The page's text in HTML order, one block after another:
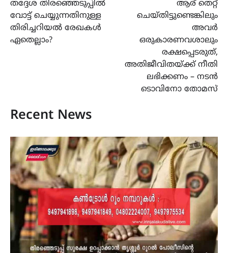
navigation
തദ്ദേശ തിരഞ്ഞെടുപ്പിൽ
വോട്ട് ചെയ്യുന്നതിനുള്ള
തിരിച്ചറിയൽ രേഖകൾ
ഏതെല്ലാം?
ആര് തെറ്റ്
ചെയ്തിട്ടുണ്ടെങ്കിലും
അവര്‍
ഒരുകാരണവശാലും
രക്ഷപ്പെടരുത്,
അതിജീവിതയ്ക്ക് നീതി
ലഭിക്കണം – നടന്‍
ടൊവിനോ തോമസ്
Recent News